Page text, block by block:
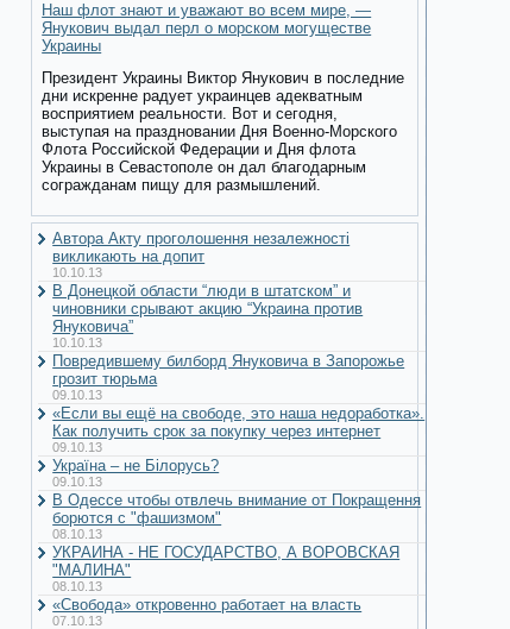
Наш флот знают и уважают во всем мире, —
Янукович выдал перл о морском могуществе
Украины
Президент Украины Виктор Янукович в последние
дни искренне радует украинцев адекватным
восприятием реальности. Вот и сегодня,
выступая на праздновании Дня Военно-Морского
Флота Российской Федерации и Дня флота
Украины в Севастополе он дал благодарным
согражданам пищу для размышлений.
Автора Акту проголошення незалежності
викликають на допит
10.10.13
В Донецкой области “люди в штатском” и
чиновники срывают акцию “Украина против
Януковича”
10.10.13
Повредившему билборд Януковича в Запорожье
грозит тюрьма
09.10.13
«Если вы ещё на свободе, это наша недоработка».
Как получить срок за покупку через интернет
09.10.13
Україна – не Білорусь?
09.10.13
В Одессе чтобы отвлечь внимание от Покращення
борются с "фашизмом"
08.10.13
УКРАИНА - НЕ ГОСУДАРСТВО, А ВОРОВСКАЯ
"МАЛИНА"
08.10.13
«Свобода» откровенно работает на власть
07.10.13